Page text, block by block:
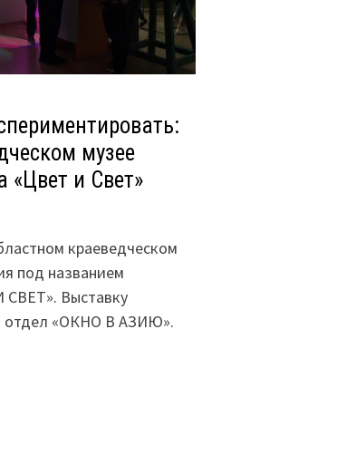
музее
«Цвет и Свет»
краеведческом
под названием
СВЕТ». Выставку
отдел «ОКНО В АЗИЮ».